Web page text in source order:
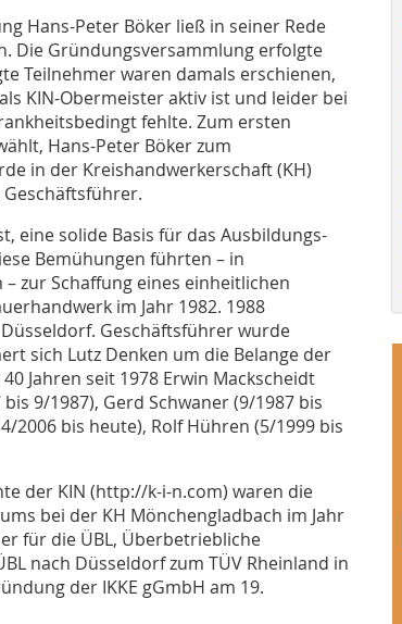
Hans-Peter Böker ließ in seiner Rede
Die Gründungsversammlung erfolgte
Teilnehmer waren damals erschienen,
KIN-Obermeister aktiv ist und leider bei
fehlte. Zum ersten
Hans-Peter Böker zum
in der Kreishandwerkerschaft (KH)
eine solide Basis für das Ausbildungs-
Bemühungen führten – in
zur Schaffung eines einheitlichen
im Jahr 1982. 1988
Geschäftsführer wurde
sich Lutz Denken um die Belange der
Jahren seit 1978 Erwin Mackscheidt
9/1987), Gerd Schwaner (9/1987 bis
2006 bis heute), Rolf Hühren (5/1999 bis
der KIN (http://k-i-n.com) waren die
bei der KH Mönchengladbach im Jahr
für die ÜBL, Überbetriebliche
nach Düsseldorf zum TÜV Rheinland in
der IKKE gGmbH am 19.